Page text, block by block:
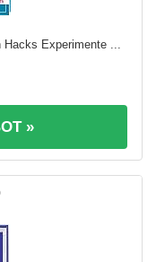
Hacks Experimente ...
»